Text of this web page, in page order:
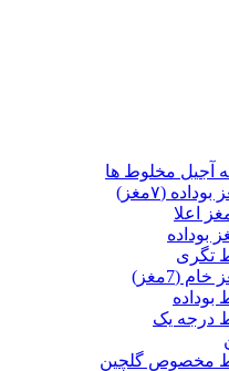
آجیل مخلوط ها
(۷مغز)
اعلا
بوداده
تگری
(7مغز)
بوداده
درجه یک
مخصوص گلچین